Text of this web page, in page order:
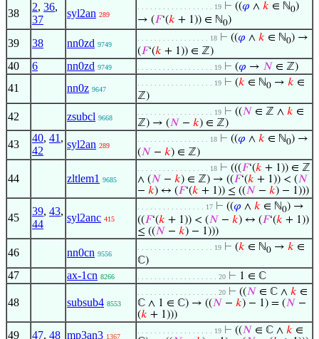
38
2, 36,
37
syl2an 289
. . . . . . . . . . . . . . . . . . 19 ⊢ ((𝜑 ∧ 𝑘 ∈ ℕ0)
→ (𝐹‘(𝑘 + 1)) ∈ ℕ0)
39 38 nn0zd 9749
. . . . . . . . . . . . . . . . . 18 ⊢ ((𝜑 ∧ 𝑘 ∈ ℕ0) →
(𝐹‘(𝑘 + 1)) ∈ ℤ)
40 6 nn0zd 9749 . . . . . . . . . . . . . . . . . . 19 ⊢ (𝜑 → 𝑁 ∈ ℤ)
41 nn0z 9647
. . . . . . . . . . . . . . . . . . 19 ⊢ (𝑘 ∈ ℕ0 → 𝑘 ∈
ℤ)
42 zsubcl 9668
. . . . . . . . . . . . . . . . . . 19 ⊢ ((𝑁 ∈ ℤ ∧ 𝑘 ∈
ℤ) → (𝑁 − 𝑘) ∈ ℤ)
43
40, 41 ,
42
syl2an 289
. . . . . . . . . . . . . . . . . 18 ⊢ ((𝜑 ∧ 𝑘 ∈ ℕ0) →
(𝑁 − 𝑘) ∈ ℤ)
44 zltlem1 9685
. . . . . . . . . . . . . . . . . 18 ⊢ (((𝐹‘(𝑘 + 1)) ∈ ℤ
∧ (𝑁 − 𝑘) ∈ ℤ) → ((𝐹‘(𝑘 + 1)) < (𝑁
− 𝑘) ↔ (𝐹‘(𝑘 + 1)) ≤ ((𝑁 − 𝑘) − 1)))
45
39, 43,
44
syl2anc 415
. . . . . . . . . . . . . . . . 17 ⊢ ((𝜑 ∧ 𝑘 ∈ ℕ0) →
((𝐹‘(𝑘 + 1)) < (𝑁 − 𝑘) ↔ (𝐹‘(𝑘 + 1))
≤ ((𝑁 − 𝑘) − 1)))
46 nn0cn 9556
. . . . . . . . . . . . . . . . . . 19 ⊢ (𝑘 ∈ ℕ0 → 𝑘 ∈
ℂ)
47 ax-1cn 8266 . . . . . . . . . . . . . . . . . . . 20 ⊢ 1 ∈ ℂ
48 subsub4 8553
. . . . . . . . . . . . . . . . . . . 20 ⊢ ((𝑁 ∈ ℂ ∧ 𝑘 ∈
ℂ ∧ 1 ∈ ℂ) → ((𝑁 − 𝑘) − 1) = (𝑁 −
(𝑘 + 1)))
49 47, 48 mp3an3 1367
. . . . . . . . . . . . . . . . . . 19 ⊢ ((𝑁 ∈ ℂ ∧ 𝑘 ∈